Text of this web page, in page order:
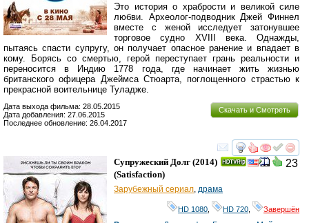
Это история о храбрости и великой силе
любви. Археолог-подводник Джей Финнел
вместе с женой исследует затонувшее
торговое судно XVIII века. Однажды,
пытаясь спасти супругу, он получает опасное ранение и впадает в
кому. Борясь со смертью, герой переступает грань реальности и
переносится в Индию 1778 года, где начинает жить жизнью
британского офицера Джеймса Стюарта, поглощенного страстью к
прекрасной воительнице Туладже.
Скачать и Смотреть
Дата выхода фильма: 28.05.2015
Дата добавления: 27.06.2015
Последнее обновление: 26.04.2017
смотреть
23
Супружеский Долг (2014)
(Satisfaction)
Зарубежный сериал драма
HD 1080 HD 720 Завершён